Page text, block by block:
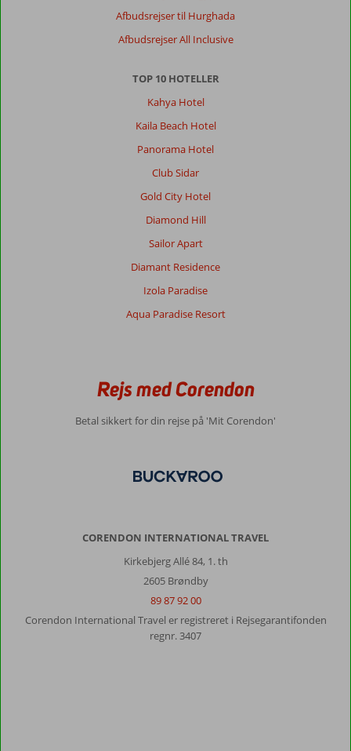
Afbudsrejser til Hurghada
Afbudsrejser All Inclusive
TOP 10 HOTELLER
Kahya Hotel
Kaila Beach Hotel
Panorama Hotel
Club Sidar
Gold City Hotel
Diamond Hill
Sailor Apart
Diamant Residence
Izola Paradise
Aqua Paradise Resort
Rejs med Corendon
Betal sikkert for din rejse på 'Mit Corendon'
CORENDON INTERNATIONAL TRAVEL
Kirkebjerg Allé 84, 1. th
2605 Brøndby
89 87 92 00
Corendon International Travel er registreret i Rejsegarantifonden
regnr. 3407